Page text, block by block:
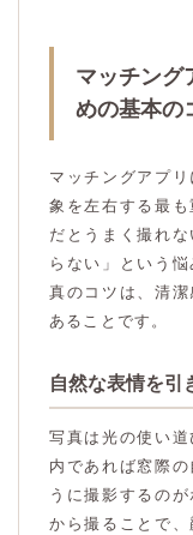
マッチング
めの基本の
マッチングアプ
象を左右する最
だとうまく撮れ
らない」という
真のコツは、清
あることです。
自然な表情を引
写真は光の使い
内であれば窓際
うに撮影するの
から撮ることで